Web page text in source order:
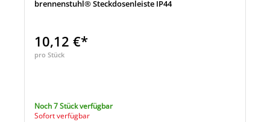
brennenstuhl® Steckdosenleiste IP44
10,12 €*
pro Stück
Noch 7 Stück verfügbar
Sofort verfügbar